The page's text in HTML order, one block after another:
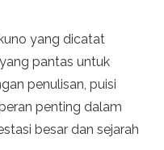
yang dicatat
pantas untuk
penulisan, puisi
penting dalam
besar dan sejarah